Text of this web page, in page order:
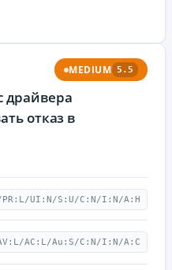
MEDIUM 5.5
драйвера
отказ в
PR:L/UI:N/S:U/C:N/I:N/A:H
AC:L/Au:S/C:N/I:N/A:C